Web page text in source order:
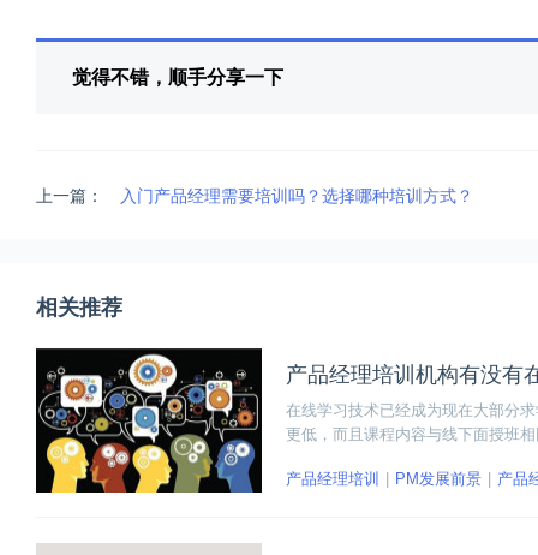
觉得不错，顺手分享一下
上一篇： 入门产品经理需要培训吗？选择哪种培训方式？
相关推荐
产品经理培训机构有没有
在线学习技术已经成为现在大部分
更低，而且课程内容与线下面授班
产品经理培训
PM发展前景 产品